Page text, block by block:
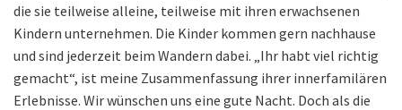
die sie teilweise alleine, teilweise mit ihren erwachsenen
Kindern unternehmen. Die Kinder kommen gern nachhause
und sind jederzeit beim Wandern dabei. „Ihr habt viel richtig
gemacht“, ist meine Zusammenfassung ihrer innerfamilären
Erlebnisse. Wir wünschen uns eine gute Nacht. Doch als die